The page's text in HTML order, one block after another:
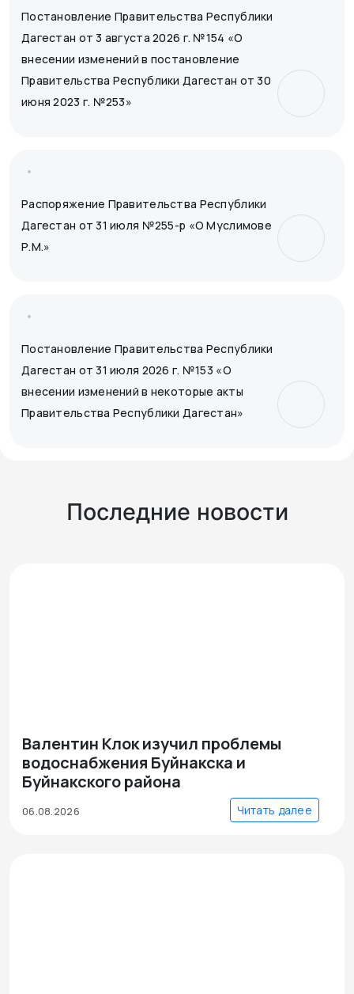
Постановление Правительства Республики
Дагестан от 3 августа 2026 г. №154 «О
внесении изменений в постановление
Правительства Республики Дагестан от 30
июня 2023 г. №253»
Распоряжение Правительства Республики
Дагестан от 31 июля №255-р «О Муслимове
Р.М.»
Постановление Правительства Республики
Дагестан от 31 июля 2026 г. №153 «О
внесении изменений в некоторые акты
Правительства Республики Дагестан»
Последние новости
Валентин Клок изучил проблемы
водоснабжения Буйнакска и
Буйнакского района
06.08.2026 Читать далее